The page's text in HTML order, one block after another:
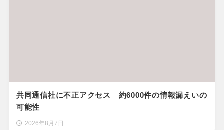
共同通信社に不正アクセス 約6000件の情報漏えいの
可能性
2026年8月7日